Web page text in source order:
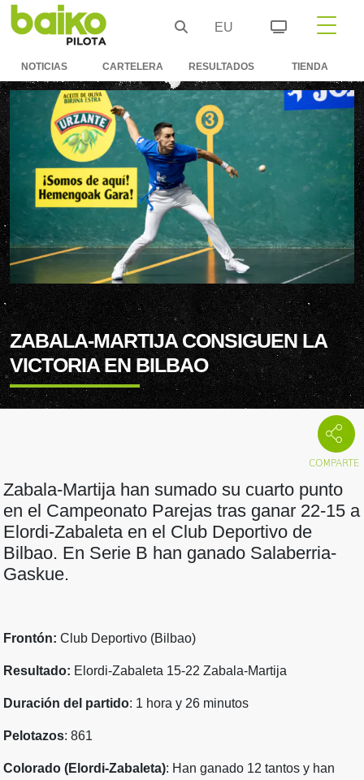
EU
NOTICIAS CARTELERA RESULTADOS TIENDA
ZABALA-MARTIJA CONSIGUEN LA
VICTORIA EN BILBAO
Zabala-Martija han sumado su cuarto punto
en el Campeonato Parejas tras ganar 22-15 a
Elordi-Zabaleta en el Club Deportivo de
Bilbao. En Serie B han ganado Salaberria-
Gaskue.
Frontón: Club Deportivo (Bilbao)
Resultado: Elordi-Zabaleta 15-22 Zabala-Martija
Duración del partido: 1 hora y 26 minutos
Pelotazos: 861
Colorado (Elordi-Zabaleta): Han ganado 12 tantos y han